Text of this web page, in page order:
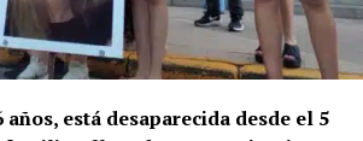
está desaparecida desde el 5